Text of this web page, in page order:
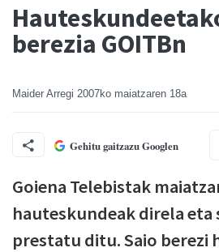
berezia GOITBn
Maider Arregi 2007ko maiatzaren 18a
Gehitu gaitzazu Googlen
Goiena Telebistak
hauteskundeak direla eta
prestatu ditu. Saio berezi